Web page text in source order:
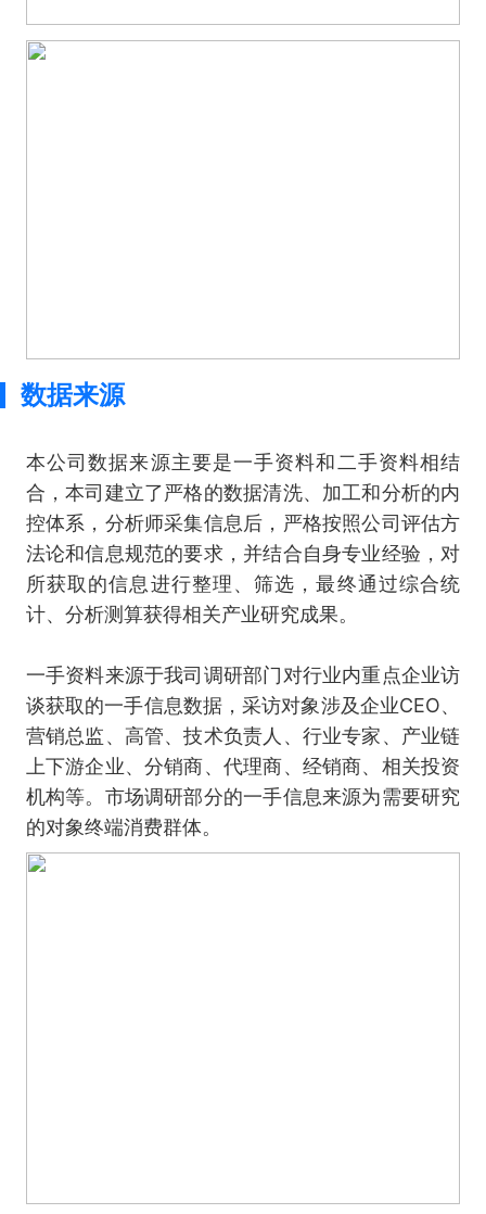
数据来源
本公司数据来源主要是一手资料和二手资料相结
合，本司建立了严格的数据清洗、加工和分析的内
控体系，分析师采集信息后，严格按照公司评估方
法论和信息规范的要求，并结合自身专业经验，对
所获取的信息进行整理、筛选，最终通过综合统
计、分析测算获得相关产业研究成果。
一手资料来源于我司调研部门对行业内重点企业访
谈获取的一手信息数据，采访对象涉及企业CEO、
营销总监、高管、技术负责人、行业专家、产业链
上下游企业、分销商、代理商、经销商、相关投资
机构等。市场调研部分的一手信息来源为需要研究
的对象终端消费群体。